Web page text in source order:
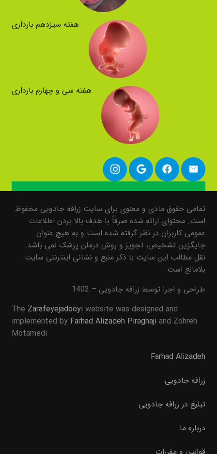
هفته سیزدهم بارداری
هفته سی و چهارم بارداری
تمامی حقوق مادی و معنوی برای سایت زرافه جادویی محفوظ
است. محتوای ارائه شده صرفاً با هدف بالا بردن اطلاعات
عمومی کاربران در نظر گرفته شده است و به هیچ عنوان
جایگزین تشخیص، تجویز و روش درمان پزشک نمی باشد.
نقل مطالب این سایت با ذکر منبع و نشانی اینترنتی سایت
بلامانع است
طراحی و اجرا توسط زرافه جادویی – 1402
The Zarafeyejadooyi website was designed and
implemented by Farhad Alizadeh Piraghaji and Zohreh
Motamedi
Farhad Alizadeh
زرافه جادویی
تبلیغ در زرافه جادویی
درباره ما